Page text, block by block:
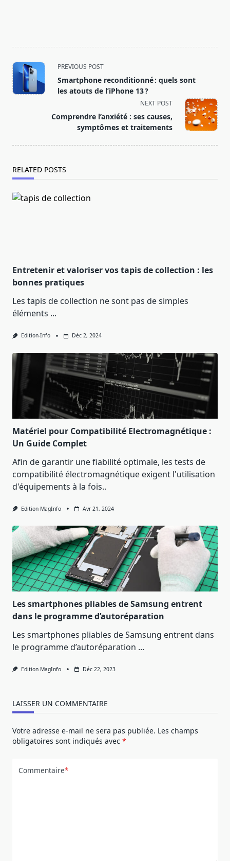
<span
class="nav-
subtitle
text">Page</span>
PREVIOUS POST
Smartphone reconditionné : quels sont
les atouts de l’iPhone 13 ?
NEXT POST
Comprendre l’anxiété : ses causes,
symptômes et traitements
RELATED POSTS
Entretenir et valoriser vos tapis de collection : les
bonnes pratiques
Les tapis de collection ne sont pas de simples
éléments ...
Edition-Info Déc 2, 2024
Matériel pour Compatibilité Electromagnétique :
Un Guide Complet
Afin de garantir une fiabilité optimale, les tests de
compatibilité électromagnétique exigent l'utilisation
d'équipements à la fois..
Edition MagInfo Avr 21, 2024
Les smartphones pliables de Samsung entrent
dans le programme d’autoréparation
Les smartphones pliables de Samsung entrent dans
le programme d’autoréparation ...
Edition MagInfo Déc 22, 2023
LAISSER UN COMMENTAIRE
Votre adresse e-mail ne sera pas publiée. Les champs
obligatoires sont indiqués avec *
Commentaire*